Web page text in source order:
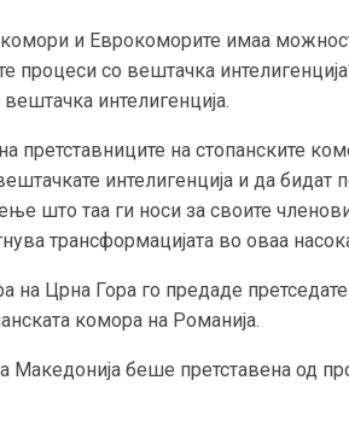
комори и Еврокоморите имаа
процеси со вештачка
интелигенција.
претставниците на стопанските
интелигенција и да бидат
што таа ги носи за своите
трансформацијата во оваа
на Црна Гора го предаде
комора на Романија.
Македонија беше претстaвена од